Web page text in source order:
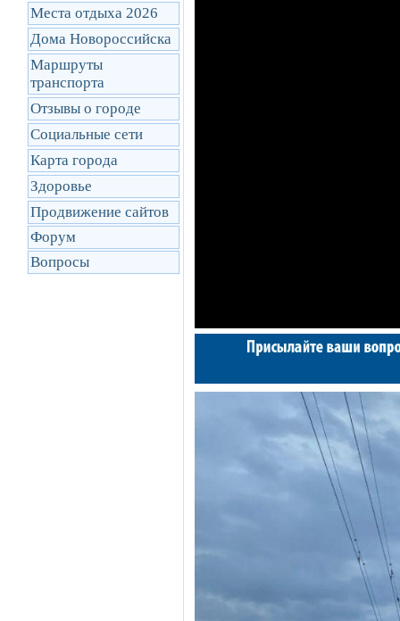
Места отдыха 2026
Дома Новороссийска
Маршруты
транcпорта
Отзывы о городе
Социальные сети
Карта города
Здоровье
Продвижение сайтов
Форум
Вопросы